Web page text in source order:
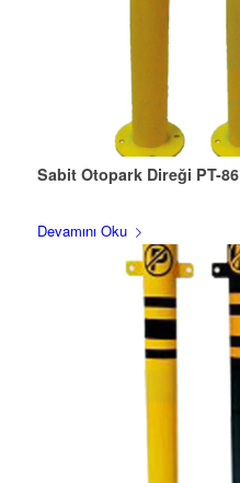
Sabit Otopark Direği PT-86
Devamını Oku